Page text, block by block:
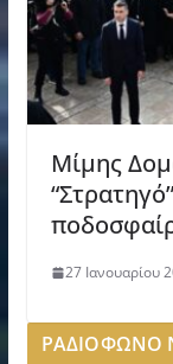
Μίμης
27 Ιανουαρίου
ΡΑΔΙΟΦΩΝΟ